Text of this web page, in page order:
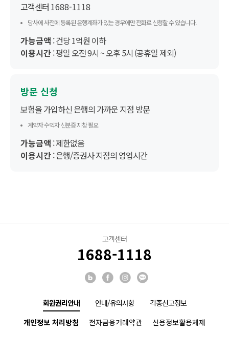
고객센터 1688-1118
당사에 사전에 등록된 은행계좌가 있는 경우에만 전화로 신청할 수 있습니다.
가능금액 : 건당 1억원 이하
이용시간: 평일 오전 9시 ~ 오후 5시 (공휴일 제외)
방문 신청
보험을 가입하신 은행의 가까운 지점 방문
계약자 수익자 신분증 지참 필요
가능금액 : 제한없음
이용시간: 은행/증권사 지점의 영업시간
고객센터
1688-1118
회원권리안내
개인정보 처리방침
전자금융거래약관 신용정보활용체제
안내/유의사항 각종신고정보